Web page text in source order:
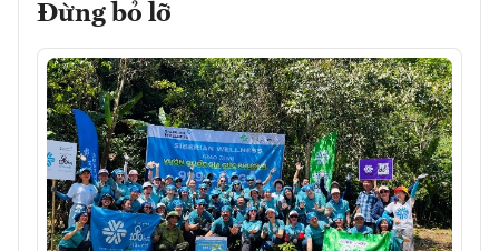
Đừng bỏ lỡ